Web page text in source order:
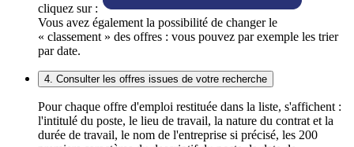
cliquez sur :
Vous avez également la possibilité de changer le
« classement » des offres : vous pouvez par exemple les trier
par date.
4. Consulter les offres issues de votre recherche
Pour chaque offre d'emploi restituée dans la liste, s'affichent :
l'intitulé du poste, le lieu de travail, la nature du contrat et la
durée de travail, le nom de l'entreprise si précisé, les 200